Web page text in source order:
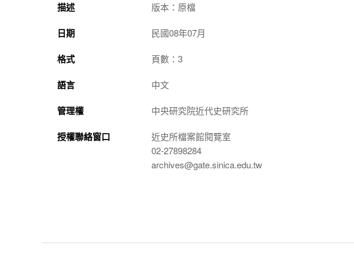
描述 版本：原檔
日期 民國08年07月
格式 頁數：3
語言 中文
管理權 中央研究院近代史研究所
授權聯絡窗口
近史所檔案館閱覽室
02-27898284
archives@gate.sinica.edu.tw